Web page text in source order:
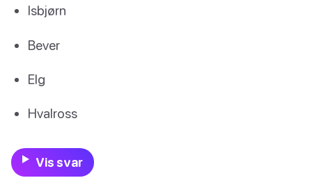
Isbjørn
Bever
Elg
Hvalross
Vis svar